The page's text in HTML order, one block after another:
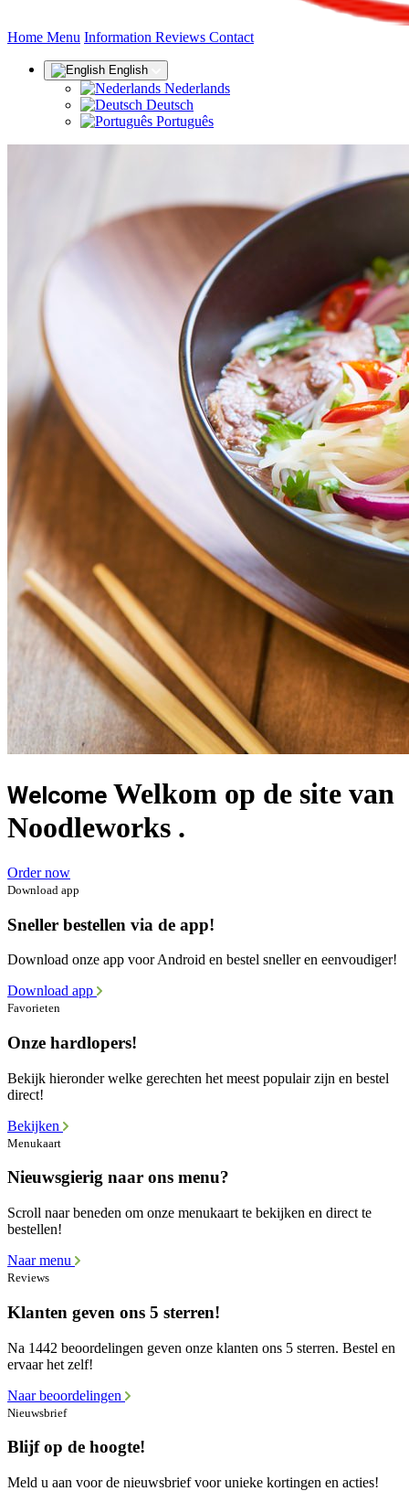
Home (current)
Menu Information Reviews Contact
English
Nederlands
Deutsch
Português
Welcome Welkom op de site van
Noodleworks .
Order now
Download app
Sneller bestellen via de app!
Download onze app voor Android en bestel sneller en eenvoudiger!
Download app
Favorieten
Onze hardlopers!
Bekijk hieronder welke gerechten het meest populair zijn en bestel
direct!
Bekijken
Menukaart
Nieuwsgierig naar ons menu?
Scroll naar beneden om onze menukaart te bekijken en direct te
bestellen!
Naar menu
Reviews
Klanten geven ons 5 sterren!
Na 1442 beoordelingen geven onze klanten ons 5 sterren. Bestel en
ervaar het zelf!
Naar beoordelingen
Nieuwsbrief
Blijf op de hoogte!
Meld u aan voor de nieuwsbrief voor unieke kortingen en acties!